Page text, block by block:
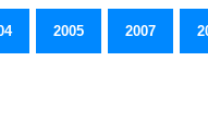
2005 2007